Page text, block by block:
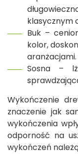
klasycznym
Buk –
kolor,
aranżacjami.
Sosna –
Wykończenie
znaczenie jak
wykończenia
odporność na
wykończeń